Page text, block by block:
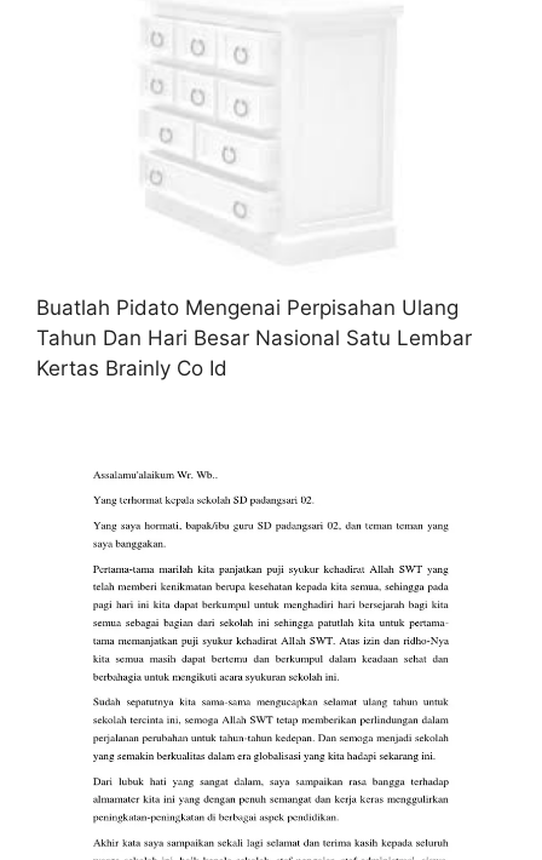
Buatlah Pidato Mengenai Perpisahan Ulang
Tahun Dan Hari Besar Nasional Satu Lembar
Kertas Brainly Co Id